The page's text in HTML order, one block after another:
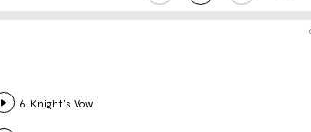
6. Knight's Vow